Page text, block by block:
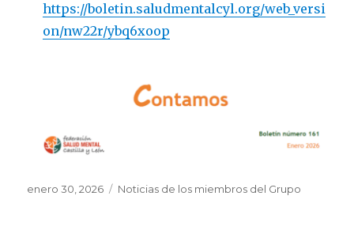
https://boletin.saludmentalcyl.org/web_versi
on/nw22r/ybq6xoop
Publicado
enero 30, 2026 Categorías
Noticias de los miembros del Grupo